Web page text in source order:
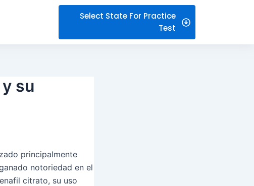
Select State For Practice
Test
su
principalmente
notoriedad en el
citrato, su uso